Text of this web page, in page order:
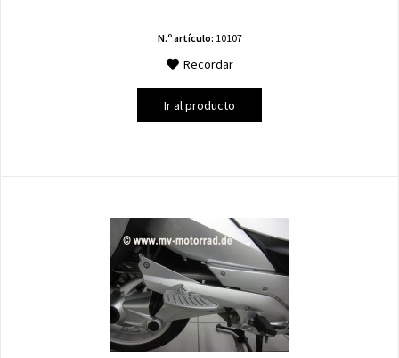
N.º artículo: 10107
Recordar
Ir al producto